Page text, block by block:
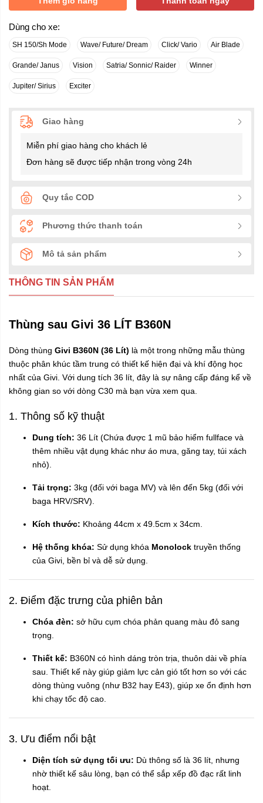
Dùng cho xe:
SH 150/Sh Mode Wave/ Future/ Dream Click/ Vario Air Blade
Grande/ Janus Vision Satria/ Sonnic/ Raider Winner
Jupiter/ Sirius Exciter
Giao hàng
Miễn phí giao hàng cho khách lẻ
Đơn hàng sẽ được tiếp nhận trong vòng 24h
Quy tắc COD
Phương thức thanh toán
Mô tả sản phẩm
THÔNG TIN SẢN PHẨM
Thùng sau Givi 36 LÍT B360N
Dòng thùng Givi B360N (36 Lít) là một trong những mẫu thùng
thuộc phân khúc tầm trung có thiết kế hiện đại và khí động học
nhất của Givi. Với dung tích 36 lít, đây là sự nâng cấp đáng kể về
không gian so với dòng C30 mà bạn vừa xem qua.
1. Thông số kỹ thuật
Dung tích: 36 Lít (Chứa được 1 mũ bảo hiểm fullface và
thêm nhiều vật dụng khác như áo mưa, găng tay, túi xách
nhỏ).
Tải trọng: 3kg (đối với baga MV) và lên đến 5kg (đối với
baga HRV/SRV).
Kích thước: Khoảng 44cm x 49.5cm x 34cm.
Hệ thống khóa: Sử dụng khóa Monolock truyền thống
của Givi, bền bỉ và dễ sử dụng.
2. Điểm đặc trưng của phiên bản
Chóa đèn: sở hữu cụm chóa phản quang màu đỏ sang
trọng.
Thiết kế: B360N có hình dáng tròn trịa, thuôn dài về phía
sau. Thiết kế này giúp giảm lực cản gió tốt hơn so với các
dòng thùng vuông (như B32 hay E43), giúp xe ổn định hơn
khi chạy tốc độ cao.
3. Ưu điểm nổi bật
Diện tích sử dụng tối ưu: Dù thông số là 36 lít, nhưng
nhờ thiết kế sâu lòng, bạn có thể sắp xếp đồ đạc rất linh
hoạt.